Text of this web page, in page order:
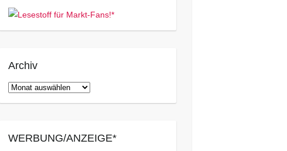
Archiv
Archiv
WERBUNG/ANZEIGE*